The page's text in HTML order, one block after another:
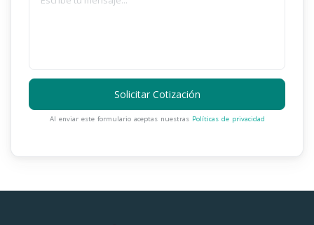
Al enviar este formulario aceptas nuestras Políticas de privacidad
Solicitar Cotización